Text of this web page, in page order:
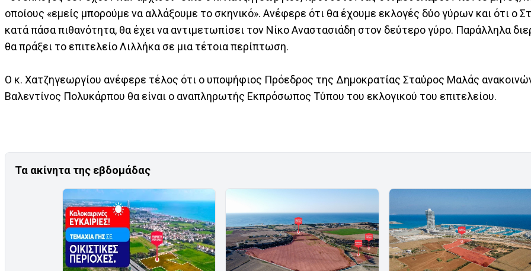
οποίους «εμείς μπορούμε να αλλάξουμε το σκηνικό». Ανέφερε ότι θα έχουμε εκλογές δύο γύρων και ότι ο
κατά πάσα πιθανότητα, θα έχει να αντιμετωπίσει τον Νίκο Αναστασιάδη στον δεύτερο γύρο. Παράλληλα
θα πράξει το επιτελείο Λιλλήκα σε μια τέτοια περίπτωση.
Ο κ. Χατζηγεωργίου ανέφερε τέλος ότι ο υποψήφιος Πρόεδρος της Δημοκρατίας Σταύρος Μαλάς
Βαλεντίνος Πολυκάρπου θα είναι ο αναπληρωτής Εκπρόσωπος Τύπου του εκλογικού του επιτελείου.
Τα ακίνητα της εβδομάδας